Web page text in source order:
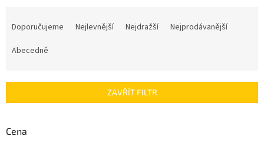
r
d
Doporučujeme Nejlevnější Nejdražší
Nejprodávanější
Abecedně
ZAVŘÍT FILTR
Cena